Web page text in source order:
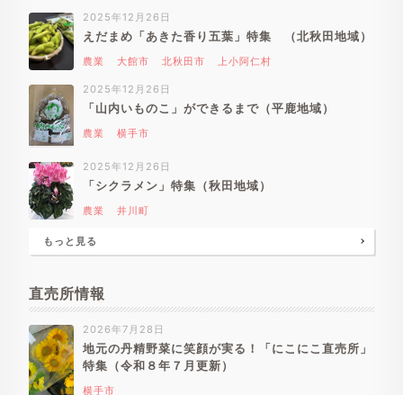
2025年12月26日
えだまめ「あきた香り五葉」特集 （北秋田地域）
農業 大館市 北秋田市 上小阿仁村
2025年12月26日
「山内いものこ」ができるまで（平鹿地域）
農業 横手市
2025年12月26日
「シクラメン」特集（秋田地域）
農業 井川町
もっと見る
直売所情報
2026年7月28日
地元の丹精野菜に笑顔が実る！「にこにこ直売所」
特集（令和８年７月更新）
横手市